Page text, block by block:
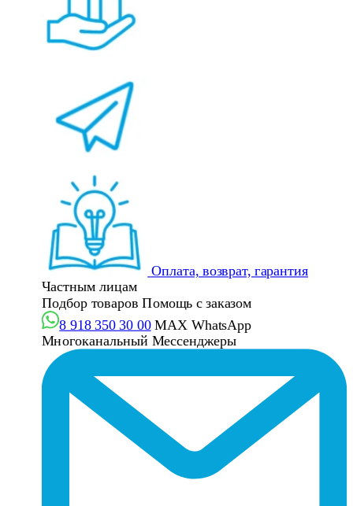
Оплата, возврат, гарантия
Частным лицам
Подбор товаров Помощь с заказом
8 918 350 30 00 MAX WhatsApp
Многоканальный Мессенджеры